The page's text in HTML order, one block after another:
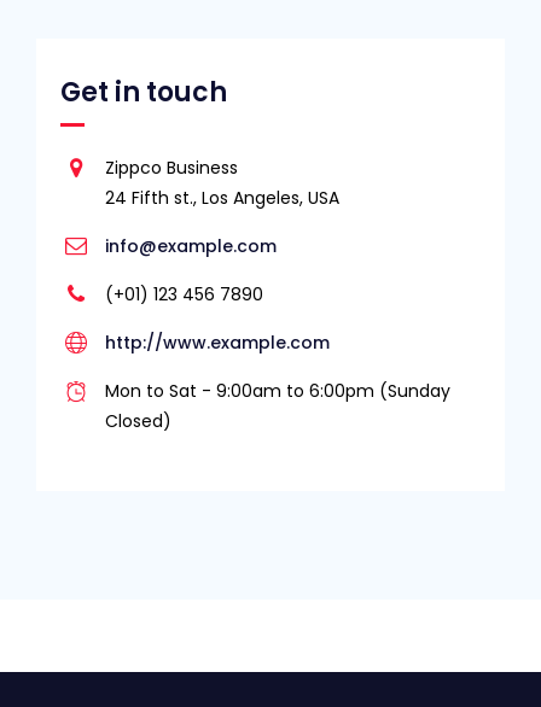
Get in touch
Zippco Business
24 Fifth st., Los Angeles, USA
info@example.com
(+01) 123 456 7890
http://www.example.com
Mon to Sat - 9:00am to 6:00pm (Sunday
Closed)